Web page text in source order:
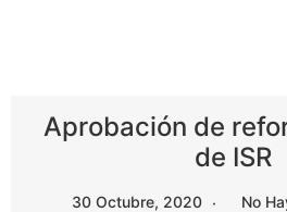
Aprobación de
de ISR
30 Octubre, 2020 No